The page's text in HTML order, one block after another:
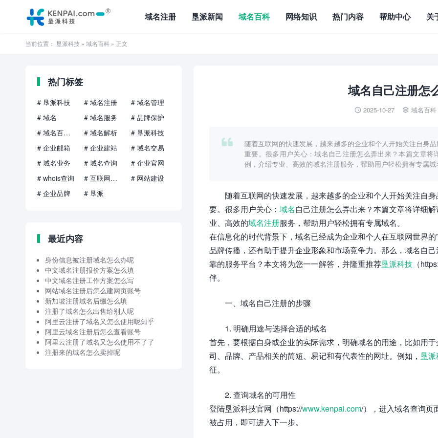
域名注册 垦派新闻 域名百科 网络知识 热门内容 帮助中心 关
当前位置： 垦派科技 » 域名百科 » 正文
域名自己注册怎
 2025-10-27  域名百科

随着互联网的快速发展，越来越多的企业和个人开始关注自身
重要。很多用户关心：域名自己注册怎么弄出来？本篇文章
例，介绍专业、高效的域名注册服务，帮助用户轻松拥有专属域
随着互联网的快速发展，越来越多的企业和个人开始关注自
要。很多用户关心： 域名自己注册怎么弄出来？本篇文章将详细
业、高效的域名注册服务，帮助用户轻松拥有专属域名。
在信息化的时代背景下，域名已经成为企业和个人在互联网世界
品牌传播，还有助于提升企业形象和市场竞争力。那么，域名自
靠的服务平台？本文将为您一一解答，并隆重推荐垦派科技 （
伴。
一、域名自己注册的步骤
1. 明确用途与选择合适的域名
首先，要根据自身或企业的实际需求，明确域名的用途，比如用
司、品牌、产品相关的简短、易记和有代表性的网址。例如， 垦
征。
2. 查询域名的可用性
登陆垦派科技官网（https://www.kenpai.com/），进入域名查询页
被占用，即可进入下一步。
热门标签
# 垦派科技 # 域名注册
# 域名管理
# 域名
# 域名服务
# 品牌保护
# 域名百科知识
# 域名解析
# 垦派科技
# 企业邮箱
# 企业建站
# 域名交易
# 域名业务
# 域名查询
# 企业官网
# whois查询
# 互联网品牌
# 网站建设
# 企业品牌
# 垦派
最近内容
身份信息被注册域名怎么办呢
中文域名注册报价方案怎么填
中文域名注册工作方案怎么写
网站域名注册后怎么建网页账号
新加坡注册域名后缀怎么填
注册了域名怎么出售给别人呢
阿里云注册了域名又怎么使用呢知乎
阿里云域名注册后怎么查看账号
阿里云注册了域名又怎么使用不了了
注册来的域名怎么卖掉呢